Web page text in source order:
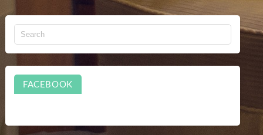
FACEBOOK